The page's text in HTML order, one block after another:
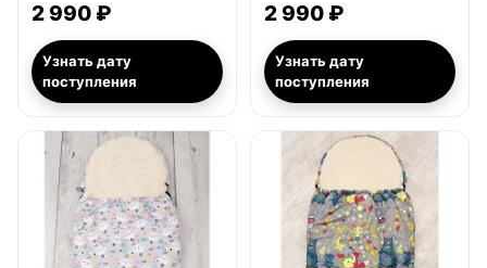
2 990 ₽
Узнать дату
поступления
2 990 ₽
Узнать дату
поступления